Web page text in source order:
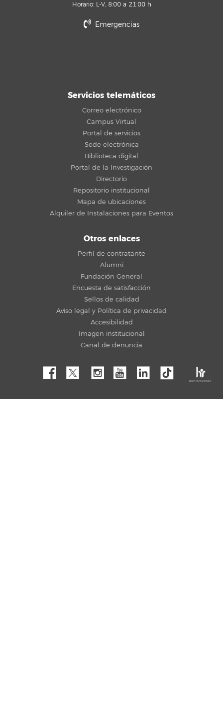
Horario: L-V, 8:00 a 21:00 h
Emergencias
Servicios telemáticos
Correo electrónico
Campus Virtual
Portal de servicios
Sede electrónica
Biblioteca digital
Portal de la Investigación
Directorio
Repositorio institucional
Mapa de ubicaciones
Alquiler de Instalaciones para Eventos
Otros enlaces
Perfil de contratante
Alumni
Fundación General
Encuesta de satisfacción
Sellos de calidad
Aviso legal y Política de privacidad
Accesibilidad
Imagen institucional
Canal de denuncia